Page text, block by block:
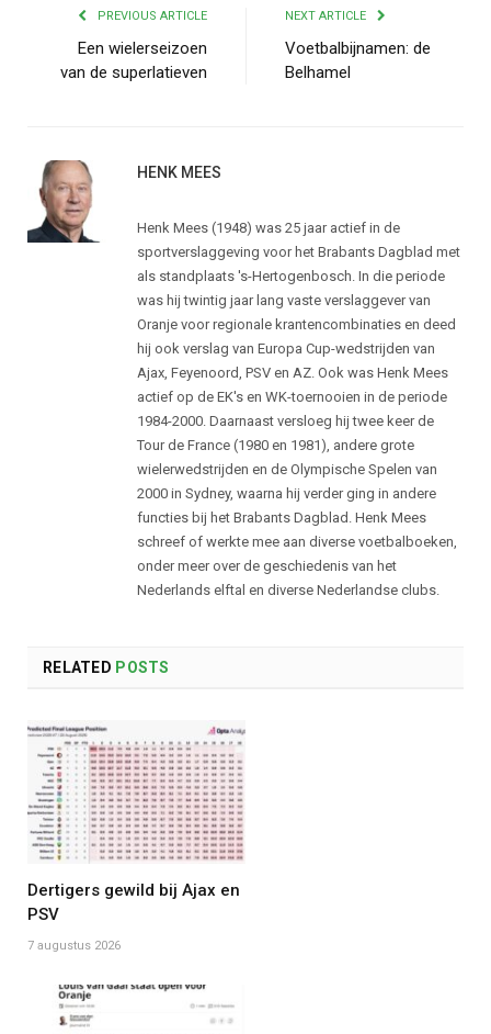
PREVIOUS ARTICLE
Een wielerseizoen
van de superlatieven
NEXT ARTICLE
Voetbalbijnamen: de
Belhamel
HENK MEES
Henk Mees (1948) was 25 jaar actief in de
sportverslaggeving voor het Brabants Dagblad met
als standplaats 's-Hertogenbosch. In die periode
was hij twintig jaar lang vaste verslaggever van
Oranje voor regionale krantencombinaties en deed
hij ook verslag van Europa Cup-wedstrijden van
Ajax, Feyenoord, PSV en AZ. Ook was Henk Mees
actief op de EK's en WK-toernooien in de periode
1984-2000. Daarnaast versloeg hij twee keer de
Tour de France (1980 en 1981), andere grote
wielerwedstrijden en de Olympische Spelen van
2000 in Sydney, waarna hij verder ging in andere
functies bij het Brabants Dagblad. Henk Mees
schreef of werkte mee aan diverse voetbalboeken,
onder meer over de geschiedenis van het
Nederlands elftal en diverse Nederlandse clubs.
RELATED POSTS
Dertigers gewild bij Ajax en
PSV
7 augustus 2026